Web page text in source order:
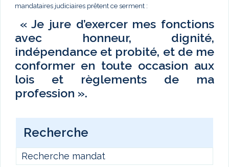
mandataires judiciaires prêtent ce serment :
« Je jure d’exercer mes fonctions
avec honneur, dignité,
indépendance et probité, et de me
conformer en toute occasion aux
lois et règlements de ma
profession ».
Recherche
Recherche mandat